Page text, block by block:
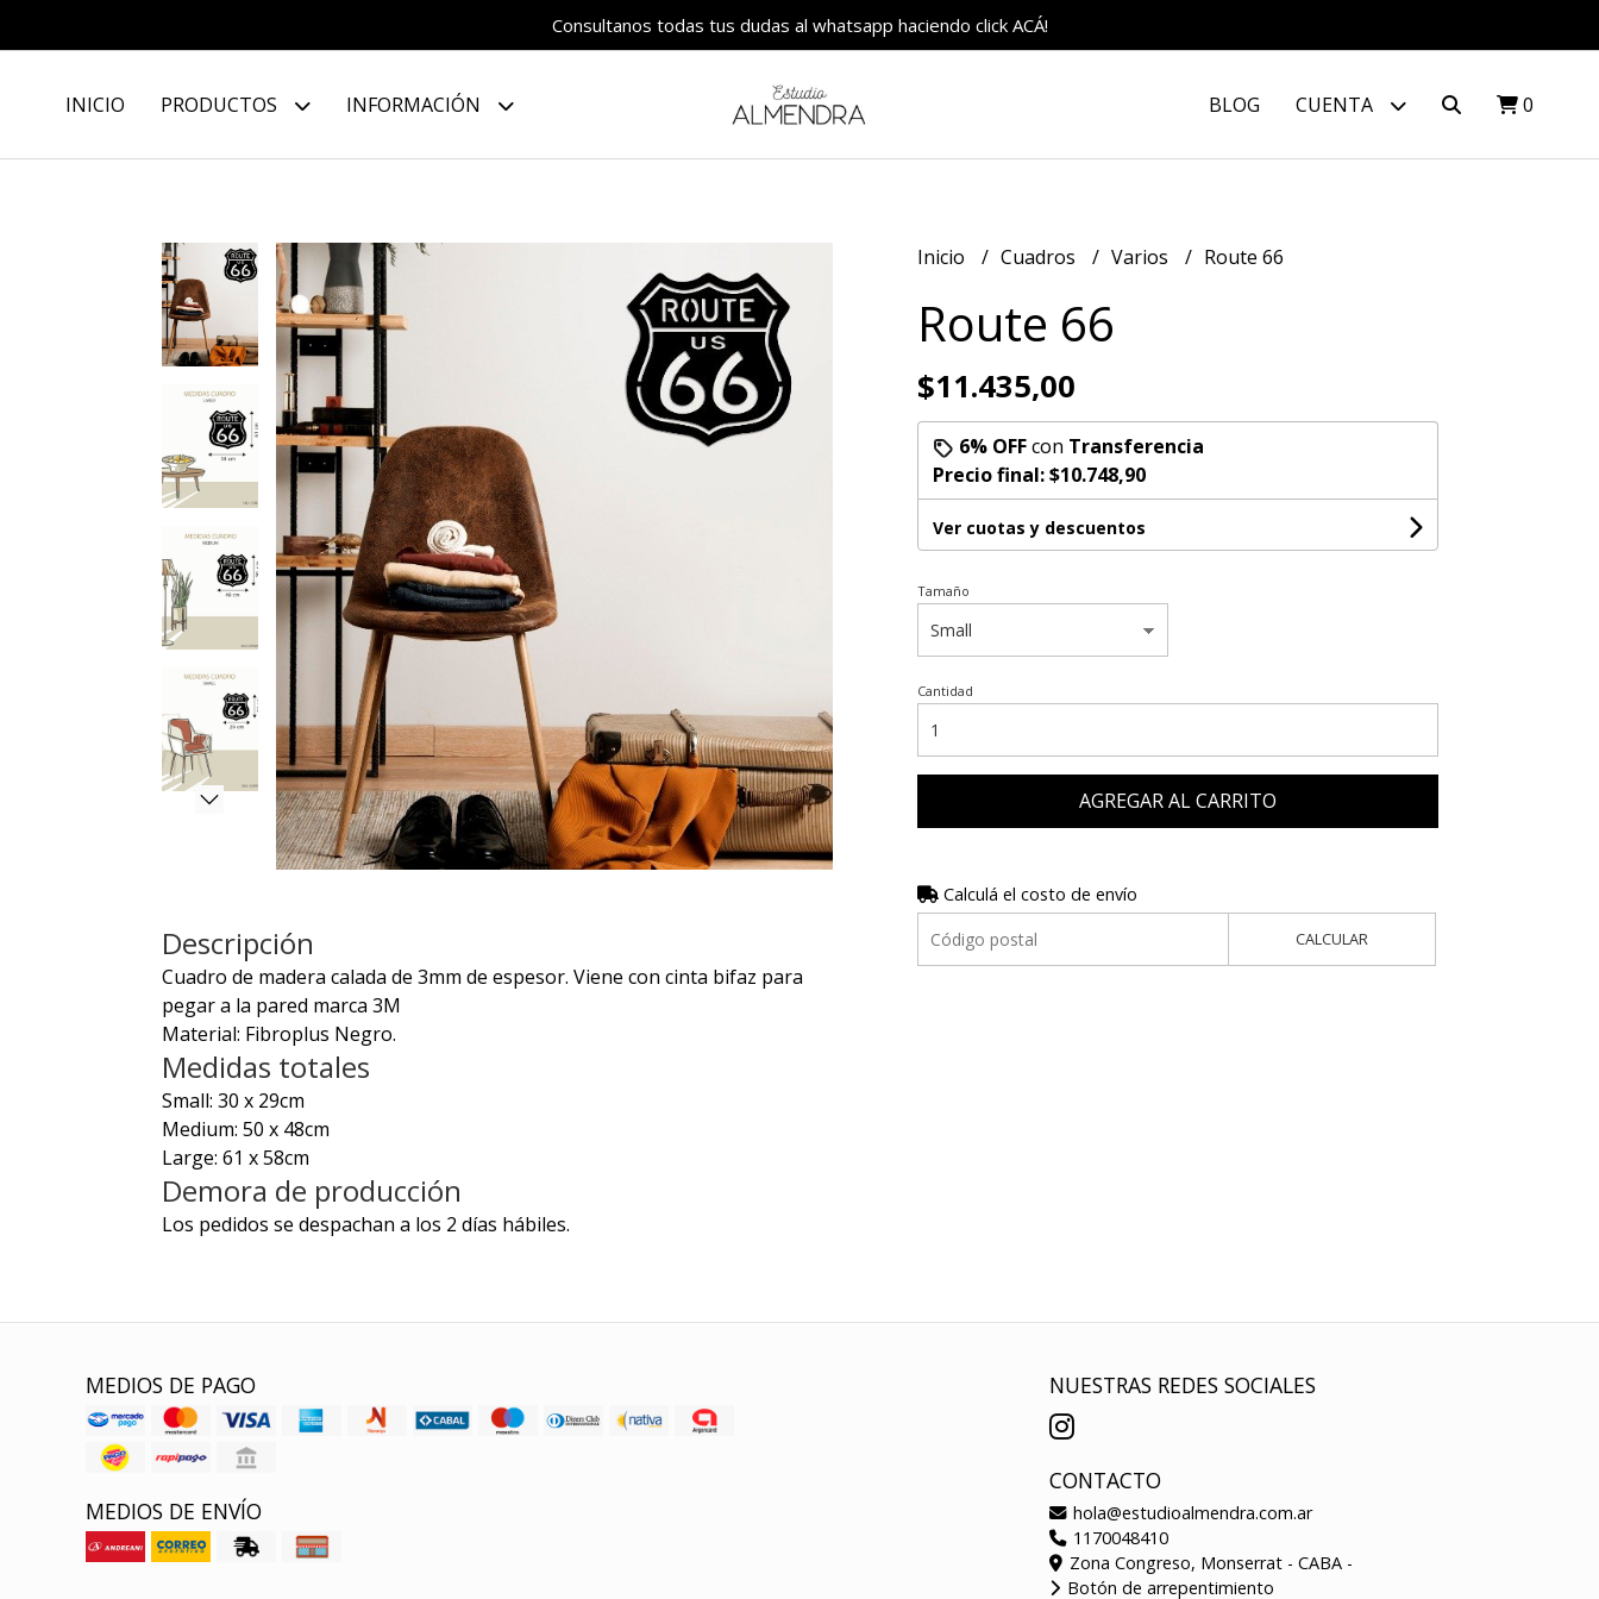
Consultanos todas tus dudas al whatsapp haciendo click ACÁ!
INICIO PRODUCTOS INFORMACIÓN BLOG CUENTA 0
Descripción
Cuadro de madera calada de 3mm de espesor. Viene con cinta bifaz para
pegar a la pared marca 3M
Material: Fibroplus Negro.
Medidas totales
Small: 30 x 29cm
Medium: 50 x 48cm
Large: 61 x 58cm
Demora de producción
Los pedidos se despachan a los 2 días hábiles.
Inicio Cuadros Varios Route 66
Route 66
$11.435,00
6% OFFcon Transferencia
Precio final:$10.748,90
Ver cuotas y descuentos
Tamaño
Cantidad
AGREGAR AL CARRITO
Calculá el costo de envío
CALCULAR
MEDIOS DE PAGO
MEDIOS DE ENVÍO
NUESTRAS REDES SOCIALES
CONTACTO
hola@estudioalmendra.com.ar
1170048410
Zona Congreso, Monserrat - CABA -
Botón de arrepentimiento